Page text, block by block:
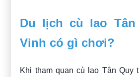
Du lịch cù lao Tân
Vinh có gì chơi?
Khi tham quan cù lao Tân Quy